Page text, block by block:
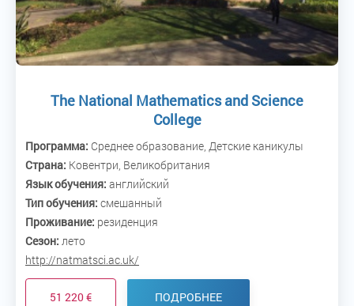
The National Mathematics and Science
College
Программа: Среднее образование, Детские каникулы
Страна: Ковентри, Великобритания
Язык обучения: английский
Тип обучения: смешанный
Проживание: резиденция
Сезон: лето
http://natmatsci.ac.uk/
51 220 € ПОДРОБНЕЕ